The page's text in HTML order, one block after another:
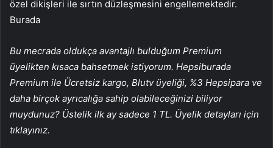
özel dikişleri ile sırtın düzleşmesini engellemektedir.
Burada
Bu mecrada oldukça avantajlı bulduğum Premium
üyelikten kısaca bahsetmek istiyorum. Hepsiburada
Premium ile Ücretsiz kargo, Blutv üyeliği, %3 Hepsipara ve
daha birçok ayrıcalığa sahip olabileceğinizi biliyor
muydunuz? Üstelik ilk ay sadece 1 TL. Üyelik detayları için
tıklayınız.